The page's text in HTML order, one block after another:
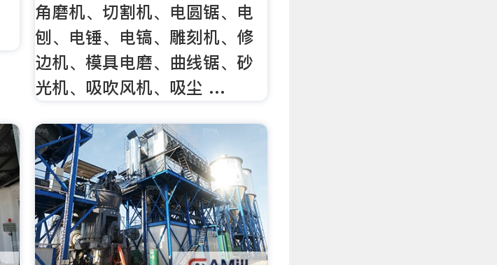
角磨机、切割机、电圆锯、电
刨、电锤、电镐、雕刻机、修
边机、模具电磨、曲线锯、砂
光机、吸吹风机、吸尘 …